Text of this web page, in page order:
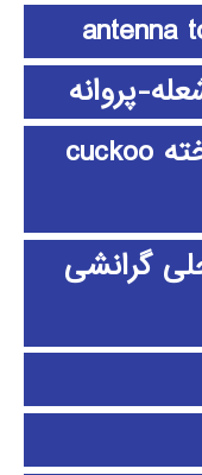
پروانه
الگوریتم جستجوی فاخته cuckoo
گرانشی